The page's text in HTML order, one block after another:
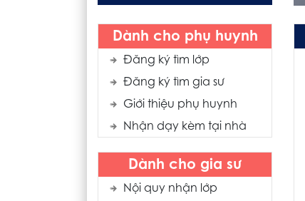
Dành cho phụ huynh
Đăng ký tìm lớp
Đăng ký tìm gia sư
Giới thiệu phụ huynh
Nhận dạy kèm tại nhà
Dành cho gia sư
Nội quy nhận lớp